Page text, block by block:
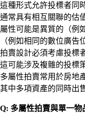
這種形式允許投標者同
通常具有相互關聯的估
屬性可能是異質的（例
（例如相同的數位廣告
拍賣設計必須考慮投標
這可能涉及複雜的投標
多屬性拍賣常用於房地
其中多項資產的同時出
Q: 多屬性拍賣與單一物